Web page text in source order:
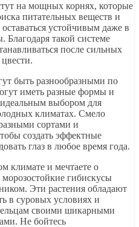
на мощных корнях, которые
питательных веществ и
устойчивым даже в
такой системе
после сильных
быть разнообразными по
иметь разные формы и
идеальным выбором для
климатах. Смело
сортами и
создать эффектные
глаз в любое время года.
климате и мечтаете о
гибискусы
Эти растения обладают
в суровых условиях и
своими шикарными
Не бойтесь